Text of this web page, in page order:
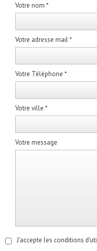
Votre nom *
Votre adresse mail *
Votre Téléphone *
Votre ville *
Votre message
J'accepte les conditions